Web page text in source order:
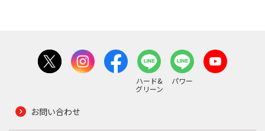
ハード&
グリーン
パワー
お問い合わせ